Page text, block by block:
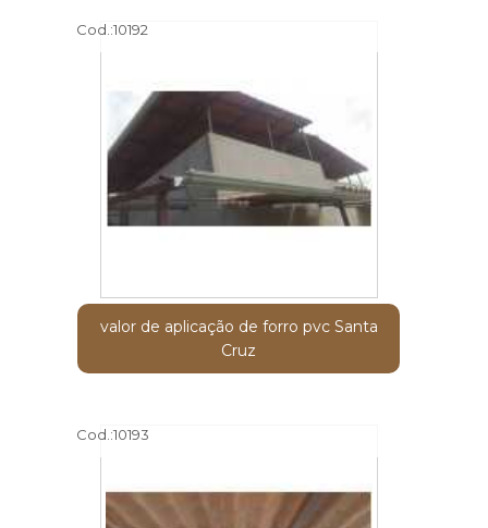
Cod.:10192
valor de aplicação de forro pvc Santa
Cruz
Cod.:10193